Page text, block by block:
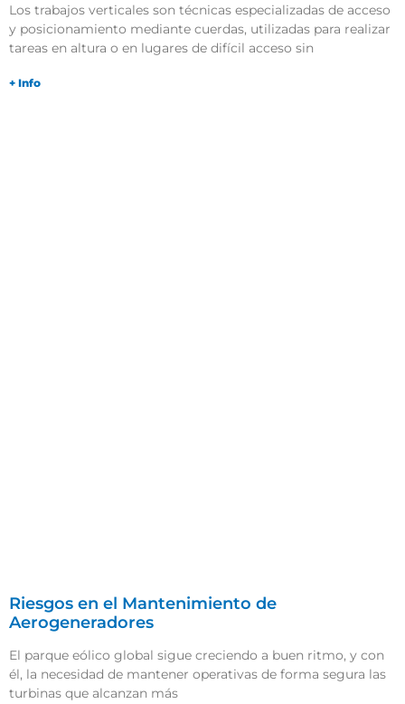
Los trabajos verticales son técnicas especializadas de acceso
y posicionamiento mediante cuerdas, utilizadas para realizar
tareas en altura o en lugares de difícil acceso sin
+ Info
Riesgos en el Mantenimiento de
Aerogeneradores
El parque eólico global sigue creciendo a buen ritmo, y con
él, la necesidad de mantener operativas de forma segura las
turbinas que alcanzan más